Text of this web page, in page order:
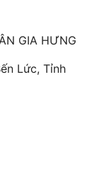
GIA HƯNG
Lức, Tỉnh